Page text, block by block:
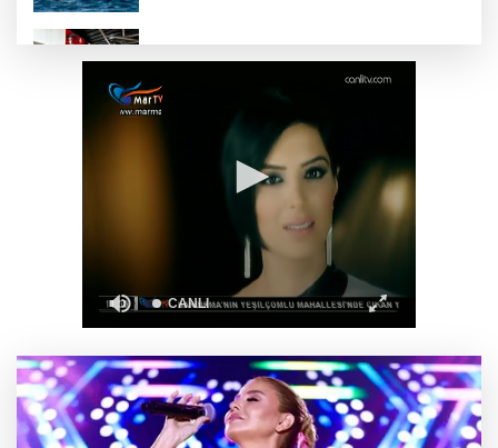
Konya Selçuklu'da yollar yenileniyor
Karamürsel Plaj Yolu Caddesi’ne özel asfalt
Simge’nin doğum günü sahnede kutlandı!